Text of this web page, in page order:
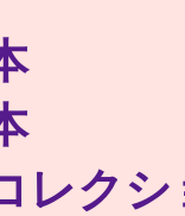
本 『
本 『
レク